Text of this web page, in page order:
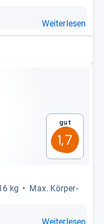
Weiterlesen
Gut
1,7
kg
Max. Kör­per­
Weiterlesen